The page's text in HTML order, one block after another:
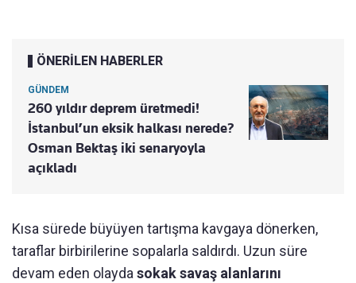
ÖNERİLEN HABERLER
GÜNDEM
260 yıldır deprem üretmedi!
İstanbul’un eksik halkası nerede?
Osman Bektaş iki senaryoyla
açıkladı
Kısa sürede büyüyen tartışma kavgaya dönerken,
taraflar birbirilerine sopalarla saldırdı. Uzun süre
devam eden olayda sokak savaş alanlarını